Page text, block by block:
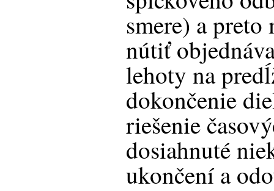
smere) a
nútiť
lehoty na
dokončenie
riešenie
dosiahnuté
ukončení a